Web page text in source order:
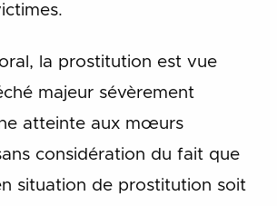
la prostitution est vue
majeur sévèrement
atteinte aux mœurs
considération du fait que
situation de prostitution soit